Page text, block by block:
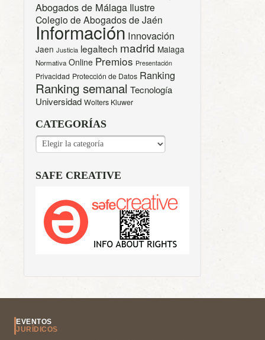
Abogados de Málaga Ilustre
Colegio de Abogados de Jaén
Información Innovación
Jaen Justicia legaltech madrid Malaga
Normativa Online Premios Presentación
Privacidad Protección de Datos Ranking
Ranking semanal Tecnología
Universidad Wolters Kluwer
CATEGORÍAS
CATEGORÍAS
SAFE CREATIVE
EVENTOS
JURÍDICOS